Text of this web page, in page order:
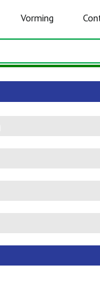
Vorming